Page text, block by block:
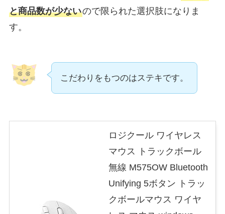
と商品数が少ないので限られた選択肢になりま
す。
こだわりをもつのはステキです。
ロジクール ワイヤレス
マウス トラックボール
無線 M575OW Bluetooth
Unifying 5ボタン トラッ
クボールマウス ワイヤ